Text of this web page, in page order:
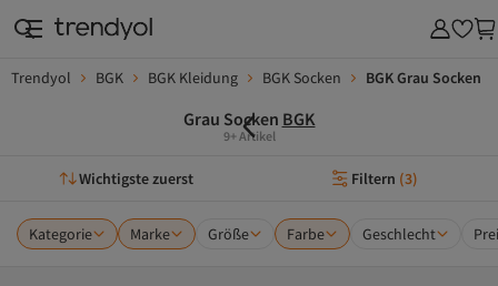
Trendyol BGK BGK Kleidung BGK Socken BGK Grau Socken
Grau Socken BGK
9+ Artikel
Wichtigste zuerst Filtern (3)
Kategorie Marke Größe Farbe Geschlecht